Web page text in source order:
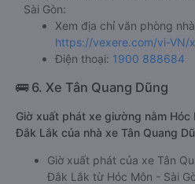
Sài Gòn:
Xem địa chỉ văn phòng
https://vexere.com/vi-VN/
Điện thoại: 1900 888684
🚌 6. Xe Tân Quang Dũng
Giờ xuất phát xe giường nằm
Đắk Lắk của nhà xe Tân Quang
Giờ xuất phát của xe Tân
Đắk Lắk từ Hóc Môn - Sài